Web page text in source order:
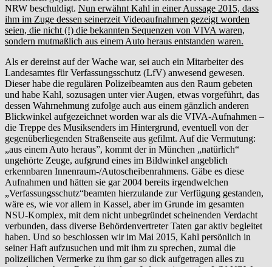
NRW beschuldigt. Nun erwähnt Kahl in einer Aussage 2015, dass
ihm im Zuge dessen seinerzeit Videoaufnahmen gezeigt worden
seien, die nicht (!) die bekannten Sequenzen von VIVA waren,
sondern mutmaßlich aus einem Auto heraus entstanden waren.
Als er dereinst auf der Wache war, sei auch ein Mitarbeiter des
Landesamtes für Verfassungsschutz (LfV) anwesend gewesen.
Dieser habe die regulären Polizeibeamten aus den Raum gebeten
und habe Kahl, sozusagen unter vier Augen, etwas vorgeführt, das
dessen Wahrnehmung zufolge auch aus einem gänzlich anderen
Blickwinkel aufgezeichnet worden war als die VIVA-Aufnahmen –
die Treppe des Musiksenders im Hintergrund, eventuell von der
gegenüberliegenden Straßenseite aus gefilmt. Auf die Vermutung:
„aus einem Auto heraus”, kommt der in München „natürlich“
ungehörte Zeuge, aufgrund eines im Bildwinkel angeblich
erkennbaren Innenraum-/Autoscheibenrahmens. Gäbe es diese
Aufnahmen und hätten sie gar 2004 bereits irgendwelchen
„Verfassungsschutz“beamten hierzulande zur Verfügung gestanden,
wäre es, wie vor allem in Kassel, aber im Grunde im gesamten
NSU-Komplex, mit dem nicht unbegründet scheinenden Verdacht
verbunden, dass diverse Behördenvertreter Taten gar aktiv begleitet
haben. Und so beschlossen wir im Mai 2015, Kahl persönlich in
seiner Haft aufzusuchen und mit ihm zu sprechen, zumal die
polizeilichen Vermerke zu ihm gar so dick aufgetragen alles zu